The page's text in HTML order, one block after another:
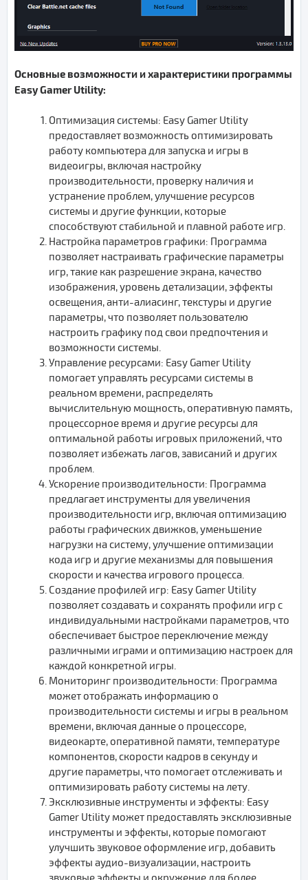
Основные возможности и характеристики программы
Easy Gamer Utility:
Оптимизация системы: Easy Gamer Utility
предоставляет возможность оптимизировать
работу компьютера для запуска и игры в
видеоигры, включая настройку
производительности, проверку наличия и
устранение проблем, улучшение ресурсов
системы и другие функции, которые
способствуют стабильной и плавной работе игр.
Настройка параметров графики: Программа
позволяет настраивать графические параметры
игр, такие как разрешение экрана, качество
изображения, уровень детализации, эффекты
освещения, анти-алиасинг, текстуры и другие
параметры, что позволяет пользователю
настроить графику под свои предпочтения и
возможности системы.
Управление ресурсами: Easy Gamer Utility
помогает управлять ресурсами системы в
реальном времени, распределять
вычислительную мощность, оперативную память,
процессорное время и другие ресурсы для
оптимальной работы игровых приложений, что
позволяет избежать лагов, зависаний и других
проблем.
Ускорение производительности: Программа
предлагает инструменты для увеличения
производительности игр, включая оптимизацию
работы графических движков, уменьшение
нагрузки на систему, улучшение оптимизации
кода игр и другие механизмы для повышения
скорости и качества игрового процесса.
Создание профилей игр: Easy Gamer Utility
позволяет создавать и сохранять профили игр с
индивидуальными настройками параметров, что
обеспечивает быстрое переключение между
различными играми и оптимизацию настроек для
каждой конкретной игры.
Мониторинг производительности: Программа
может отображать информацию о
производительности системы и игры в реальном
времени, включая данные о процессоре,
видеокарте, оперативной памяти, температуре
компонентов, скорости кадров в секунду и
другие параметры, что помогает отслеживать и
оптимизировать работу системы на лету.
Эксклюзивные инструменты и эффекты: Easy
Gamer Utility может предоставлять эксклюзивные
инструменты и эффекты, которые помогают
улучшить звуковое оформление игр, добавить
эффекты аудио-визуализации, настроить